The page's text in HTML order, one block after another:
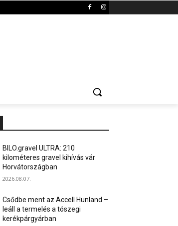
BILO.gravel ULTRA: 210
kilométeres gravel kihívás vár
Horvátországban
2026.08.07.
Csődbe ment az Accell Hunland –
leáll a termelés a tószegi
kerékpárgyárban